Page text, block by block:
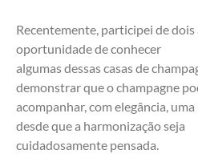
Recentemente, participei de
oportunidade de conhecer
algumas dessas casas de
demonstrar que o champagne
acompanhar, com elegância,
desde que a harmonização seja
cuidadosamente pensada.